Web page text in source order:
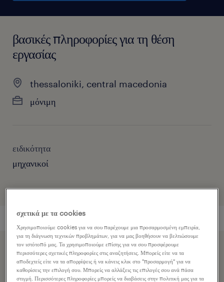
βασικές πληροφορίες για τη θέση
εργασίας
thessaloniki, central macedonia
μόνιμη
ειδικότητα
μηχανικοί
Επιταχύνετε την εφαρμογή εργασίας κοινοποιώντας το
προφίλ σας
σχετικά με τα cookies
Χρησιμοποιούμε cookies για να σου παρέχουμε μια προσαρμοσμένη εμπειρία,
για τη διάγνωση τεχνικών προβλημάτων, για να μας βοηθήσουν να βελτιώσουμε
τον ιστότοπό μας. Τα χρησιμοποιούμε επίσης για να σου προσφέρουμε
περισσότερες σχετικές πληροφορίες στις αναζητήσεις. Μπορείς είτε να τα
αποδεχτείς είτε να τα απορρίψεις ή να κάνεις κλικ στο "προσαρμογή" για να
καθορίσεις την επιλογή σου. Μπορείς να αλλάξεις τις επιλογές σου ανά πάσα
στιγμή. Περισσότερες πληροφορίες μπορείς να διαβάσεις στην πολιτική μας για τα